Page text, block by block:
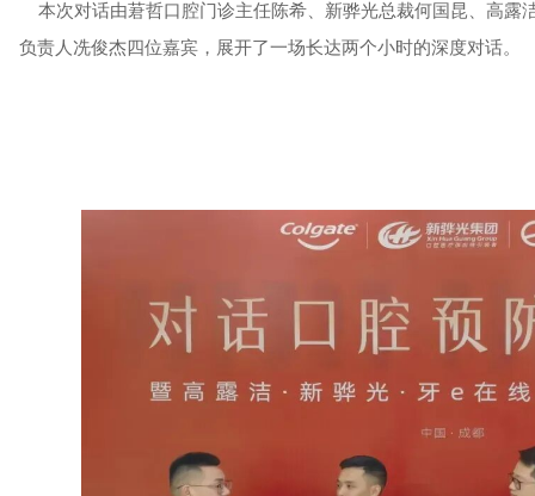
本次对话由莙哲口腔门诊主任陈希、新骅光总裁何国昆、高露
负责人冼俊杰四位嘉宾，展开了一场长达两个小时的深度对话。